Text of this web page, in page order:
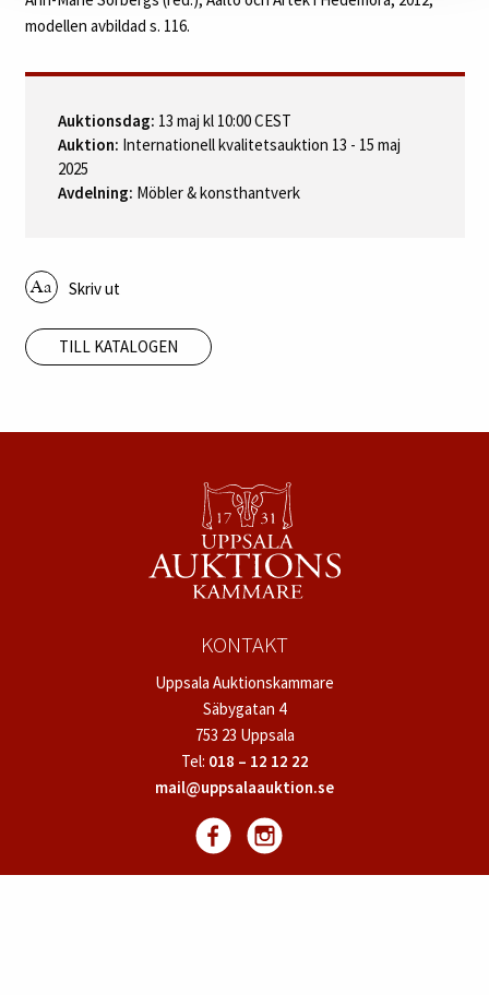
modellen avbildad s. 116.
Auktionsdag: 13 maj kl 10:00 CEST
Auktion: Internationell kvalitetsauktion 13 - 15 maj
2025
Avdelning: Möbler & konsthantverk
Skriv ut
TILL KATALOGEN
KONTAKT
Uppsala Auktionskammare
Säbygatan 4
753 23 Uppsala
Tel: 018 – 12 12 22
mail@uppsalaauktion.se